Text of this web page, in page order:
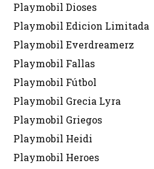
Playmobil Dioses
Playmobil Edicion Limitada
Playmobil Everdreamerz
Playmobil Fallas
Playmobil Fútbol
Playmobil Grecia Lyra
Playmobil Griegos
Playmobil Heidi
Playmobil Heroes